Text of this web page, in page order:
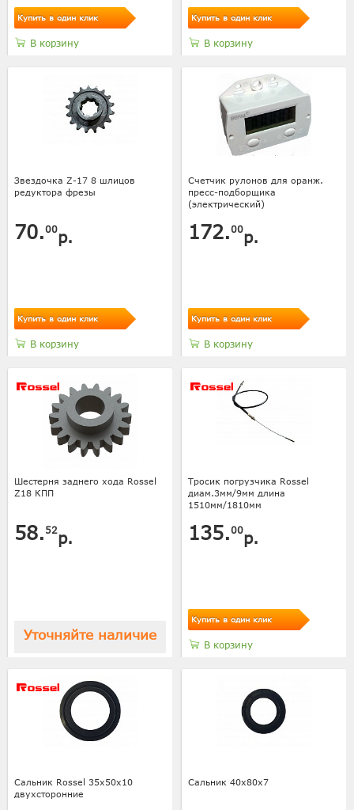
Купить в один клик
В корзину
Купить в один клик
В корзину
Звездочка Z-17 8 шлицов
редуктора фрезы
70.00р.
Купить в один клик
В корзину
Счетчик рулонов для оранж.
пресс-подборщика
(электрический)
172.00р.
Купить в один клик
В корзину
Шестерня заднего хода Rossel
Z18 КПП
58. 52р.
Уточняйте наличие
Тросик погрузчика Rossel
диам.3мм/9мм длина
1510мм/1810мм
135.00р.
Купить в один клик
В корзину
Сальник Rossel 35х50х10
двухсторонние
Сальник 40х80х7